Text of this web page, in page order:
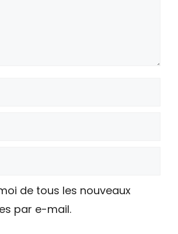
de tous les nouveaux
par e-mail.